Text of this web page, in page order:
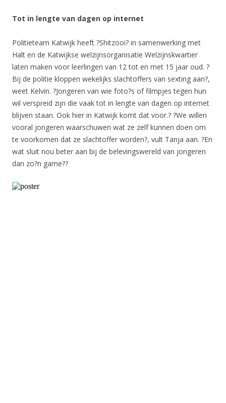
Tot in lengte van dagen op internet
Politieteam Katwijk heeft ?Shitzooi? in samenwerking met
Halt en de Katwijkse welzijnsorganisatie Welzijnskwartier
laten maken voor leerlingen van 12 tot en met 15 jaar oud. ?
Bij de politie kloppen wekelijks slachtoffers van sexting aan?,
weet Kelvin. ?Jongeren van wie foto?s of filmpjes tegen hun
wil verspreid zijn die vaak tot in lengte van dagen op internet
blijven staan. Ook hier in Katwijk komt dat voor.? ?We willen
vooral jongeren waarschuwen wat ze zelf kunnen doen om
te voorkomen dat ze slachtoffer worden?, vult Tanja aan. ?En
wat sluit nou beter aan bij de belevingswereld van jongeren
dan zo?n game??